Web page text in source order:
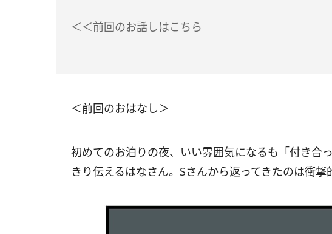
＜＜前回のお話しはこちら
＜前回のおはなし＞
初めてのお泊りの夜、いい雰囲気になるも「付き合
きり伝えるはなさん。Sさんから返ってきたのは衝撃